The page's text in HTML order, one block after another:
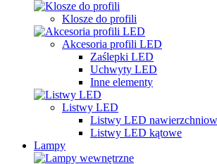
Klosze do profili
Akcesoria profili LED
Zaślepki LED
Uchwyty LED
Inne elementy
Listwy LED
Listwy LED
Listwy LED kątowe
Lampy